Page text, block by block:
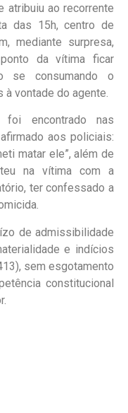
atribuiu ao recorrente
das 15h, centro de
mediante surpresa,
da vítima ficar
se consumando o
vontade do agente.
foi encontrado nas
aos policiais:
matar ele”, além de
na vítima com a
ter confessado a
de admissibilidade
e indícios
sem esgotamento
constitucional